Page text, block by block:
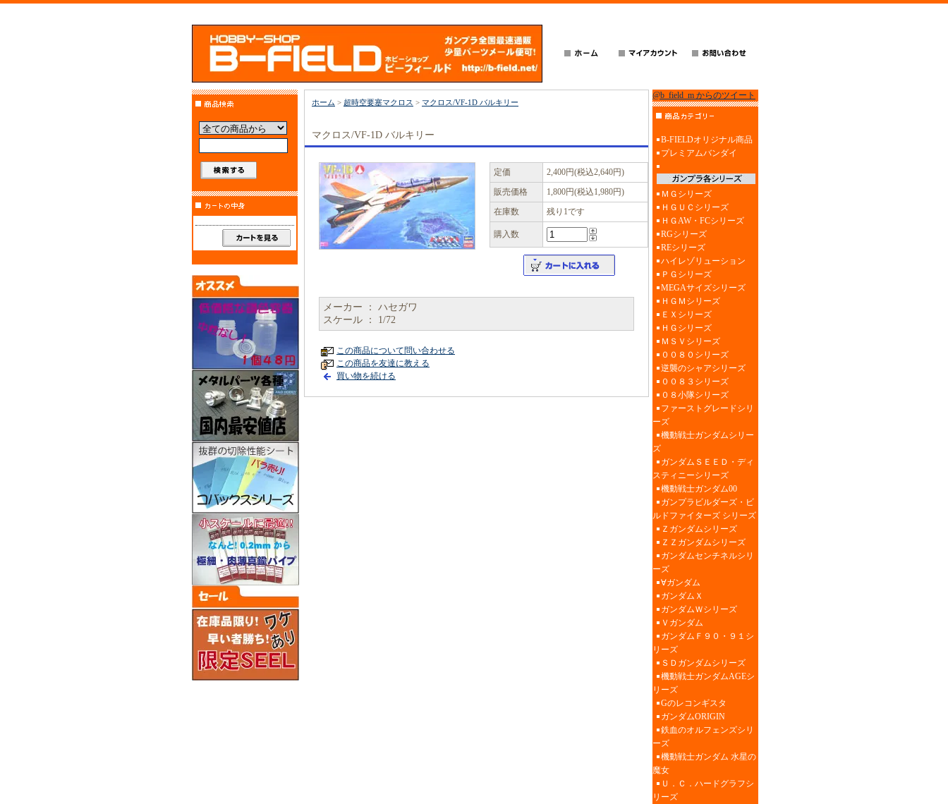
ホーム > 超時空要塞マクロス > マクロス/VF-1D バルキリー
マクロス/VF-1D バルキリー
定価
2,400円(税込2,640円)
販売価格
1,800円(税込1,980円)
在庫数
残り1です
購入数
メーカー ： ハセガワ
スケール ： 1/72
この商品について問い合わせる
この商品を友達に教える
買い物を続ける
@b_field_m からのツイート
B-FIELDオリジナル商品
プレミアムバンダイ
ＭＧシリーズ
ＨＧＵＣシリーズ
ＨＧAW・FCシリーズ
RGシリーズ
REシリーズ
ハイレゾリューション
ＰＧシリーズ
MEGAサイズシリーズ
ＨＧＭシリーズ
ＥＸシリーズ
ＨＧシリーズ
ＭＳＶシリーズ
００８０シリーズ
逆襲のシャアシリーズ
００８３シリーズ
０８小隊シリーズ
ファーストグレードシリ
ーズ
機動戦士ガンダムシリー
ズ
ガンダムＳＥＥＤ・ディ
スティニーシリーズ
機動戦士ガンダム00
ガンプラビルダーズ・ビ
ルドファイターズ シリーズ
Ｚガンダムシリーズ
ＺＺガンダムシリーズ
ガンダムセンチネルシリ
ーズ
∀ガンダム
ガンダムＸ
ガンダムＷシリーズ
Ｖガンダム
ガンダムＦ９０・９１シ
リーズ
ＳＤガンダムシリーズ
機動戦士ガンダムAGEシ
リーズ
Gのレコンギスタ
ガンダムORIGIN
鉄血のオルフェンズシリ
ーズ
機動戦士ガンダム 水星の
魔女
Ｕ．Ｃ．ハードグラフシ
リーズ